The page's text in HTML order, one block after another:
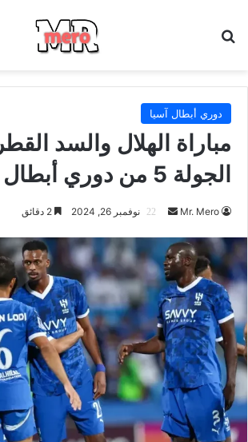
دوري أبطال آسيا
مباراة الهلال والسد
الجولة 5 من دوري أبطال آسيا
Mr. Mero
أرسل
إلكترونيا
نوفمبر 26, 2024